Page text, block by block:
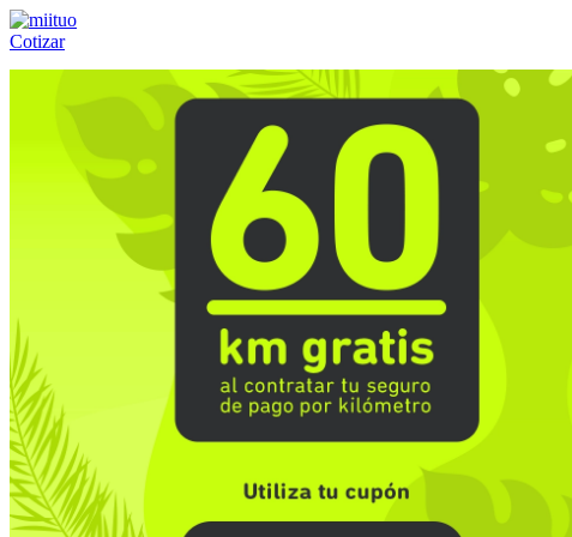
Cotizar
(55) 84-21-05-00ó800-953-00-59